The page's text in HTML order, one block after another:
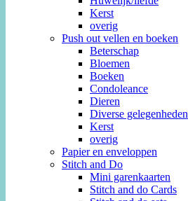
Kerst
overig
Push out vellen en boeken
Beterschap
Bloemen
Boeken
Condoleance
Dieren
Diverse gelegenheden
Kerst
overig
Papier en enveloppen
Stitch and Do
Mini garenkaarten
Stitch and do Cards